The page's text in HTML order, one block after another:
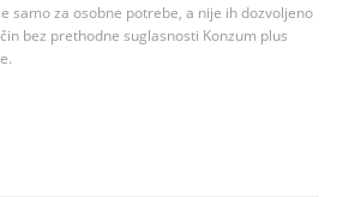
samo za osobne potrebe, a nije ih dozvoljeno
bez prethodne suglasnosti Konzum plus